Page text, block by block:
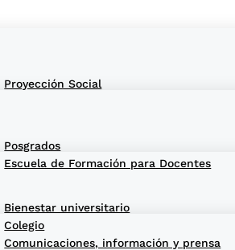
Proyección Social
Escuela de Formación para Docentes
Comunicaciones, información y prensa
Posgrados
Colegio
Bienestar universitario